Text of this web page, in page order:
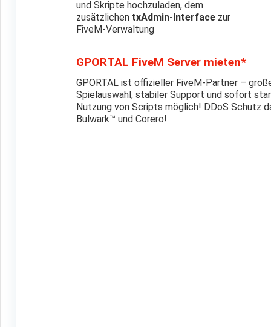
und Skripte hochzuladen, dem
zusätzlichen txAdmin-Interface zur
FiveM-Verwaltung
GPORTAL FiveM Server mieten*
GPORTAL ist offizieller FiveM-Partner –
Spielauswahl, stabiler Support und sofort
Nutzung von Scripts möglich! DDoS Schutz
Bulwark™ und Corero!